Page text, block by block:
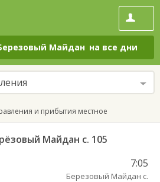
Майдан на все дни
и прибытия местное
Майдан с. 105
7:05
Березовый Майдан с.